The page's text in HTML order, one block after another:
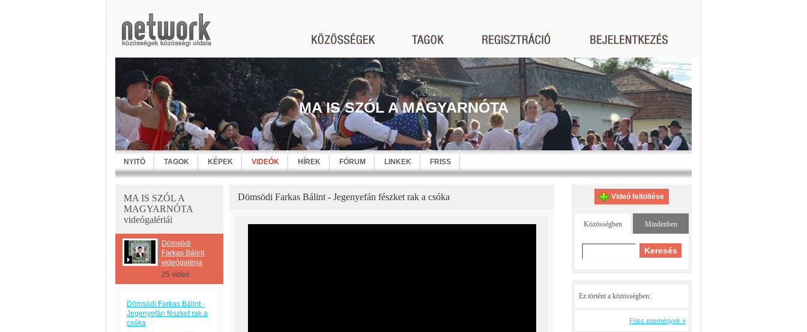
MA IS SZÓL A MAGYARNÓTA
NYITÓ TAGOK KÉPEK VIDEÓK HÍREK FÓRUM LINKEK FRISS
MA IS SZÓL A
MAGYARNÓTA
videógalériái
Dömsödi
Farkas Bálint
videógaléria
25 videó
Dömsödi Farkas Bálint -
Jegenyefán fészket rak a
csóka
Dömsödi Farkas Bálint - Jegenyefán fészket rak a csóka Videó feltöltése
Közösségben Mindenben
Ez történt a közösségben:
Friss események »